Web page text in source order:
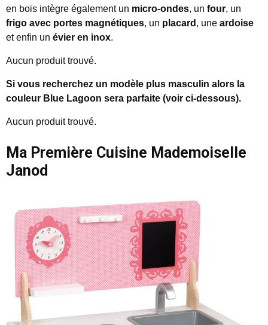
en bois intègre également un micro-ondes, un four, un
frigo avec portes magnétiques, un placard , une ardoise
et enfin un évier en inox.
Aucun produit trouvé.
Si vous recherchez un modèle plus masculin alors la
couleur Blue Lagoon sera parfaite (voir ci-dessous).
Aucun produit trouvé.
Ma Première Cuisine Mademoiselle
Janod